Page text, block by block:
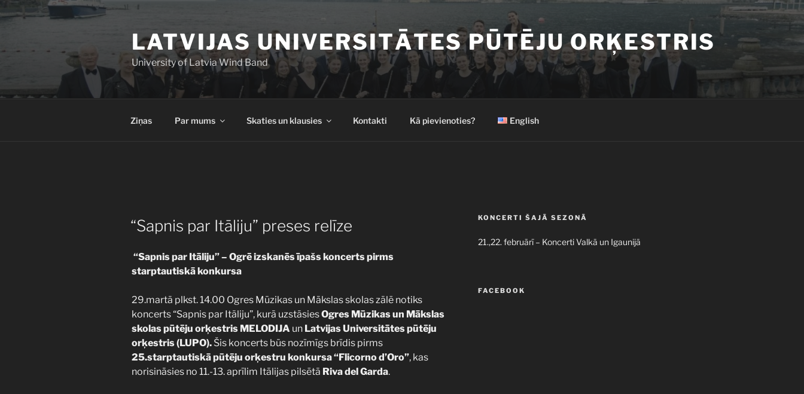
Doties
uz
LATVIJAS UNIVERSITĀTES PŪTĒJU ORĶESTRIS
University of Latvia Wind Band
Ziņas Par mums Skaties un klausies Kontakti Kā pievienoties? English
PUBLICĒTS
“Sapnis par Itāliju” preses relīze
“Sapnis par Itāliju” – Ogrē izskanēs īpašs koncerts pirms
starptautiskā konkursa
29.martā plkst. 14.00 Ogres Mūzikas un Mākslas skolas zālē notiks
koncerts “Sapnis par Itāliju”, kurā uzstāsiesOgres Mūzikas un Mākslas
skolas pūtēju orķestris MELODIJA un Latvijas Universitātes pūtēju
orķestris (LUPO). Šis koncerts būs nozīmīgs brīdis pirms
25.starptautiskā pūtēju orķestru konkursa “Flicorno d’Oro”, kas
norisināsies no 11.-13. aprīlim Itālijas pilsētā Riva del Garda.
KONCERTI ŠAJĀ SEZONĀ
21.,22. februārī – Koncerti Valkā un Igaunijā
FACEBOOK